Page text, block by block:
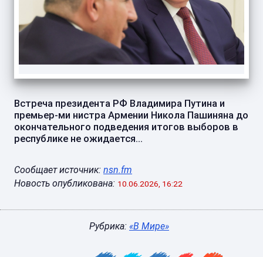
Встреча президента РФ Владимира Путина и
премьер-ми нистра Армении Никола Пашиняна до
окончательного подведения итогов выборов в
республике не ожидается...
Сообщает источник: nsn.fm
Новость опубликована: 10.06.2026, 16:22
Рубрика: «В Мире»